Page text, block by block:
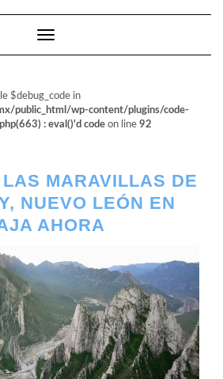
Cambiar modo de navegación
$debug_code in
public_html/wp-content/plugins/code-
: eval()'d code on line 92
MARAVILLAS DE
NUEVO LEÓN EN
AHORA